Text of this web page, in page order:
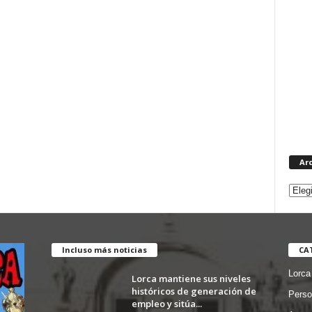
Incluso más noticias
Lorca mantiene sus niveles
históricos de generación de
empleo y sitúa...
Lorca